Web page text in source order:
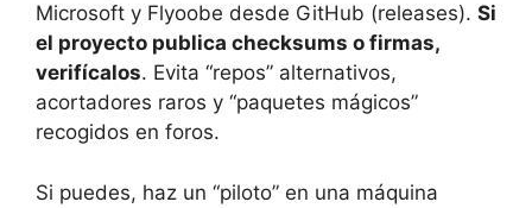
Microsoft y Flyoobe desde GitHub (releases). Si
el proyecto publica checksums o firmas,
verifícalos. Evita “repos” alternativos,
acortadores raros y “paquetes mágicos”
recogidos en foros.
Si puedes, haz un “piloto” en una máquina